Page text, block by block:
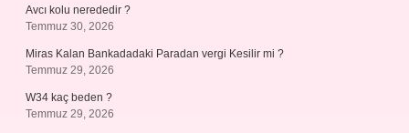
Avcı kolu nerededir ?
Temmuz 30, 2026
Miras Kalan Bankadadaki Paradan vergi Kesilir mi ?
Temmuz 29, 2026
W34 kaç beden ?
Temmuz 29, 2026